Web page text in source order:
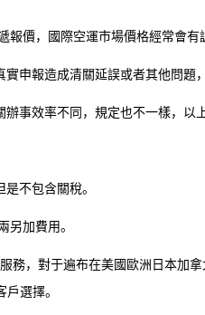
，國際空運市場價格經常會有
報造成清關延誤或者其他問題，
效率不同，規定也不一樣，以上
不包含關稅。
加費用。
，對于遍布在美國歐洲日本加拿
選擇。